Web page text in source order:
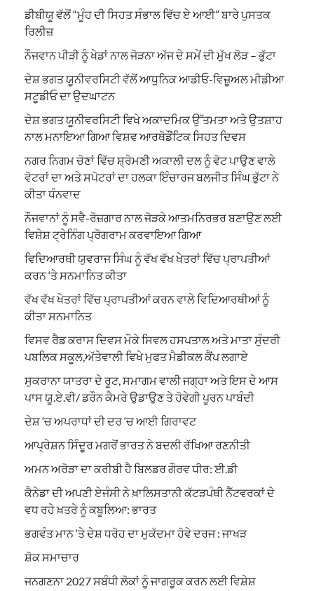
ਡੀਬੀਯੂ ਵੱਲੋਂ “ਮੂੰਹ ਦੀ ਸਿਹਤ ਸੰਭਾਲ ਵਿੱਚ ਏ ਆਈ” ਬਾਰੇ ਪੁਸਤਕ
ਰਿਲੀਜ਼
ਨੌਜਵਾਨ ਪੀੜੀ ਨੂੰ ਖੇਡਾਂ ਨਾਲ ਜੋੜਨਾ ਅੱਜ ਦੇ ਸਮੇਂ ਦੀ ਮੁੱਖ ਲੋੜ – ਭੁੱਟਾ
ਦੇਸ਼ ਭਗਤ ਯੂਨੀਵਰਸਿਟੀ ਵੱਲੋਂ ਆਧੁਨਿਕ ਆਡੀਓ-ਵਿਜ਼ੂਅਲ ਮੀਡੀਆ
ਸਟੂਡੀਓ ਦਾ ਉਦਘਾਟਨ
ਦੇਸ਼ ਭਗਤ ਯੂਨੀਵਰਸਿਟੀ ਵਿਖੇ ਅਕਾਦਮਿਕ ਉੱਤਮਤਾ ਅਤੇ ਉਤਸ਼ਾਹ
ਨਾਲ ਮਨਾਇਆ ਗਿਆ ਵਿਸ਼ਵ ਆਰਥੋਡੌਂਟਿਕ ਸਿਹਤ ਦਿਵਸ
ਨਗਰ ਨਿਗਮ ਚੋਣਾਂ ਵਿੱਚ ਸ਼੍ਰੋਮਣੀ ਅਕਾਲੀ ਦਲ ਨੂੰ ਵੋਟ ਪਾਉਣ ਵਾਲੇ
ਵੋਟਰਾਂ ਦਾ ਅਤੇ ਸਪੋਟਰਾਂ ਦਾ ਹਲਕਾ ਇੰਚਾਰਜ ਬਲਜੀਤ ਸਿੰਘ ਭੁੱਟਾ ਨੇ
ਕੀਤਾ ਧੰਨਵਾਦ
ਨੌਜਵਾਨਾਂ ਨੂੰ ਸਵੈ-ਰੋਜ਼ਗਾਰ ਨਾਲ ਜੋੜਕੇ ਆਤਮਨਿਰਭਰ ਬਣਾਉਣ ਲਈ
ਵਿਸ਼ੇਸ਼ ਟ੍ਰੇਨਿੰਗ ਪ੍ਰੋਗਰਾਮ ਕਰਵਾਇਆ ਗਿਆ
ਵਿਦਿਆਰਥੀ ਯੁਵਰਾਜ ਸਿੰਘ ਨੂੰ ਵੱਖ ਵੱਖ ਖੇਤਰਾਂ ਵਿੱਚ ਪ੍ਰਾਪਤੀਆਂ
ਕਰਨ ‘ਤੇ ਸਨਮਾਨਿਤ ਕੀਤਾ
ਵੱਖ ਵੱਖ ਖੇਤਰਾਂ ਵਿੱਚ ਪ੍ਰਾਪਤੀਆਂ ਕਰਨ ਵਾਲੇ ਵਿਦਿਆਰਥੀਆਂ ਨੂੰ
ਕੀਤਾ ਸਨਮਾਨਿਤ
ਵਿਸਵ ਰੈਡ ਕਰਾਸ ਦਿਵਸ ਮੌਕੇ ਸਿਵਲ ਹਸਪਤਾਲ ਅਤੇ ਮਾਤਾ ਸੁੰਦਰੀ
ਪਬਲਿਕ ਸਕੂਲ,ਅੱਤੇਵਾਲੀ ਵਿਖੇ ਮੁਫਤ ਮੈਡੀਕਲ ਕੈਂਪ ਲਗਾਏ
ਸੁਕਰਾਨਾ ਯਾਤਰਾ ਦੇ ਰੂਟ, ਸਮਾਗਮ ਵਾਲੀ ਜਗ੍ਹਾ ਅਤੇ ਇਸ ਦੇ ਆਸ
ਪਾਸ ਯੂ.ਏ.ਵੀ/ ਡਰੌਨ ਕੈਮਰੇ ਉਡਾਉਣ ਤੇ ਹੋਵੇਗੀ ਪੂਰਨ ਪਾਬੰਦੀ
ਦੇਸ਼ ‘ਚ ਅਪਰਾਧਾਂ ਦੀ ਦਰ ‘ਚ ਆਈ ਗਿਰਾਵਟ
ਆਪ੍ਰੇਸ਼ਨ ਸਿੰਦੂਰ ਮਗਰੋਂ ਭਾਰਤ ਨੇ ਬਦਲੀ ਰੱਖਿਆ ਰਣਨੀਤੀ
ਅਮਨ ਅਰੋੜਾ ਦਾ ਕਰੀਬੀ ਹੈ ਬਿਲਡਰ ਗੌਰਵ ਧੀਰ: ਈ.ਡੀ
ਕੈਨੇਡਾ ਦੀ ਅਪਣੀ ਏਜੰਸੀ ਨੇ ਖ਼ਾਲਿਸਤਾਨੀ ਕੱਟੜਪੰਥੀ ਨੈੱਟਵਰਕਾਂ ਦੇ
ਵਧ ਰਹੇ ਖ਼ਤਰੇ ਨੂੰ ਕਬੂਲਿਆ: ਭਾਰਤ
ਭਗਵੰਤ ਮਾਨ ‘ਤੇ ਦੇਸ਼ ਧਰੋਹ ਦਾ ਮੁਕੱਦਮਾ ਹੋਵੇ ਦਰਜ : ਜਾਖੜ
ਸ਼ੋਕ ਸਮਾਚਾਰ
ਜਨਗਣਨਾ 2027 ਸਬੰਧੀ ਲੋਕਾਂ ਨੂੰ ਜਾਗਰੂਕ ਕਰਨ ਲਈ ਵਿਸ਼ੇਸ਼